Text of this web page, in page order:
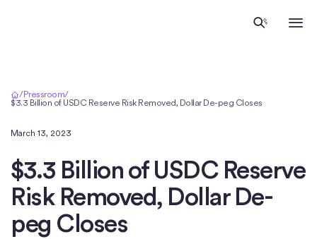
/Pressroom/
$3.3 Billion of USDC Reserve Risk Removed, Dollar De-peg Closes
March 13, 2023
$3.3 Billion of USDC Reserve
Risk Removed, Dollar De-
peg Closes